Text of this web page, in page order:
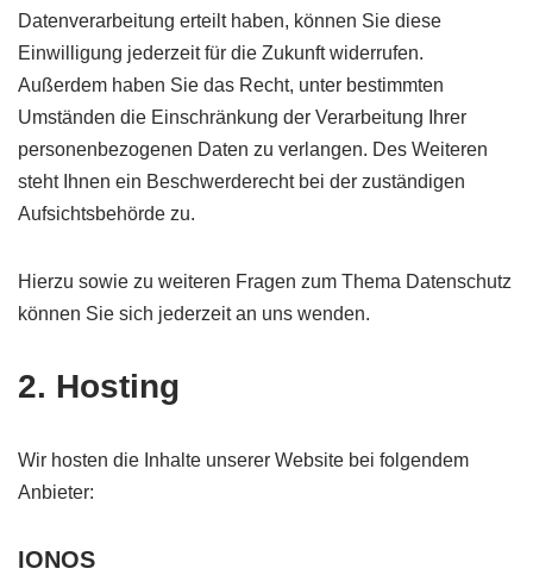
Datenverarbeitung erteilt haben, können Sie diese
Einwilligung jederzeit für die Zukunft widerrufen.
Außerdem haben Sie das Recht, unter bestimmten
Umständen die Einschränkung der Verarbeitung Ihrer
personenbezogenen Daten zu verlangen. Des Weiteren
steht Ihnen ein Beschwerderecht bei der zuständigen
Aufsichtsbehörde zu.
Hierzu sowie zu weiteren Fragen zum Thema Datenschutz
können Sie sich jederzeit an uns wenden.
2. Hosting
Wir hosten die Inhalte unserer Website bei folgendem
Anbieter:
IONOS